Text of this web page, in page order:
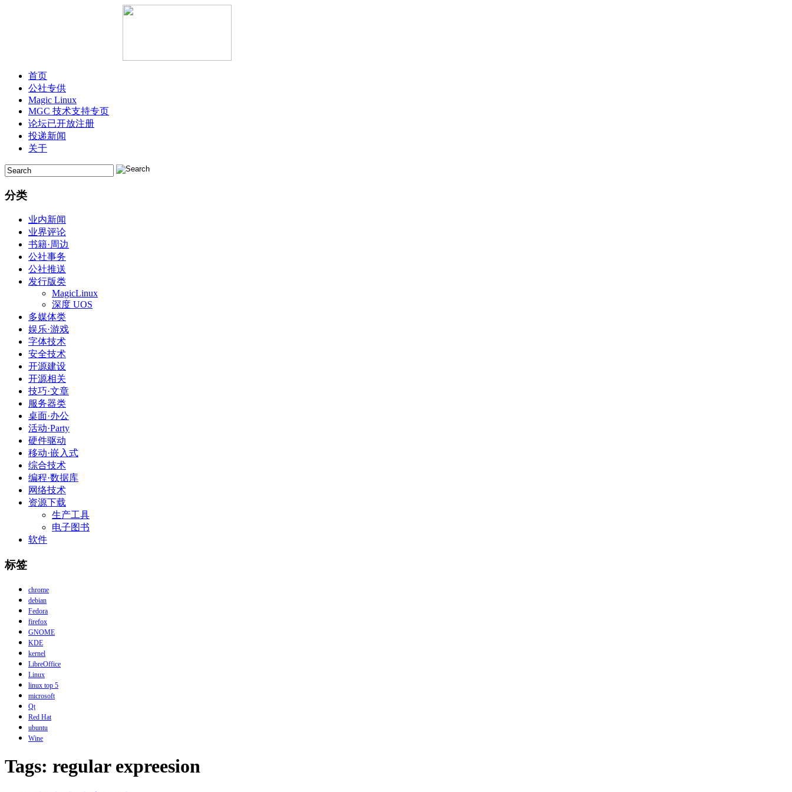
首页
公社专供
Magic Linux
MGC 技术支持专页
论坛已开放注册
投递新闻
关于
分类
业内新闻
业界评论
书籍·周边
公社事务
公社推送
发行版类
MagicLinux
深度 UOS
多媒体类
娱乐·游戏
字体技术
安全技术
开源建设
开源相关
技巧·文章
服务器类
桌面·办公
活动·Party
硬件驱动
移动·嵌入式
综合技术
编程·数据库
网络技术
资源下载
生产工具
电子图书
软件
标签
chrome
debian
Fedora
firefox
GNOME
KDE
kernel
LibreOffice
Linux
linux top 5
microsoft
Qt
Red Hat
ubuntu
Wine
Tags: regular expreesion